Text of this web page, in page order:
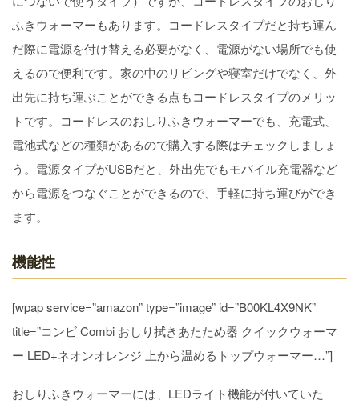
ふきウォーマーもあります。コードレスタイプだと持ち運ん
だ際に電源を付け替える必要がなく、電源がない場所でも使
えるので便利です。家の中のリビングや寝室だけでなく、外
出先に持ち運ぶことができる点もコードレスタイプのメリッ
トです。コードレスのおしりふきウォーマーでも、充電式、
電池式などの種類があるので購入する際はチェックしましょ
う。電源タイプがUSBだと、外出先でもモバイル充電器など
から電源をつなぐことができるので、手軽に持ち運びができ
ます。
機能性
[wpap service=”amazon” type=”image” id=”B00KL4X9NK”
title=”コンビ Combi おしり拭きあたため器 クイックウォーマ
ー LED+ネオンオレンジ 上から温めるトップウォーマー…”]
おしりふきウォーマーには、LEDライト機能が付いていた